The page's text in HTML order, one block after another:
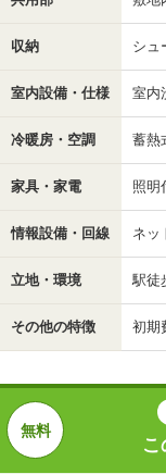
収納 シュ
室内設備・仕様 室内
冷暖房・空調 蓄熱
家具・家電 照明
情報設備・回線 ネッ
立地・環境 駅徒
その他の特徴 初期
こ